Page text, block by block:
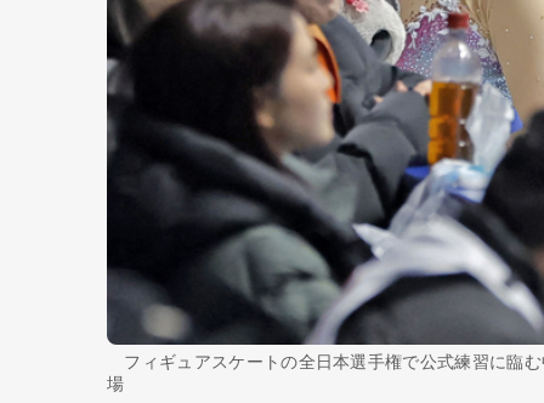
フィギュアスケートの全日本選手権で公式練習に臨
場